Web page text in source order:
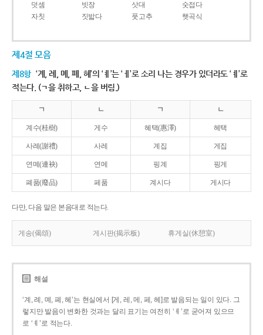
덧셈
빗장 삿대
숫접다
자칫
짓밟다 풋고추 햇곡식
제4절 모음
제8항 ‘계, 례, 몌, 폐, 혜’의 ‘ㅖ’는 ‘ㅔ’로 소리 나는 경우가 있더라도 ‘ㅖ’로
적는다. (ㄱ을 취하고, ㄴ을 버림.)
ㄱ ㄴ ㄱ ㄴ
계수(桂樹) 게수 혜택(惠澤) 헤택
사례(謝禮) 사레 계집 게집
연몌(連袂) 연메 핑계 핑게
폐품(廢品) 페품 계시다 게시다
다만, 다음 말은 본음대로 적는다.
게송(偈頌) 게시판(揭示板) 휴게실(休憩室)
해설
‘계, 례, 몌, 폐, 혜’는 현실에서 [게, 레, 메, 페, 헤]로 발음되는 일이 있다. 그
렇지만 발음이 변화한 것과는 달리 표기는 여전히 ‘ㅖ’로 굳어져 있으므
로 ‘ㅖ’로 적는다.